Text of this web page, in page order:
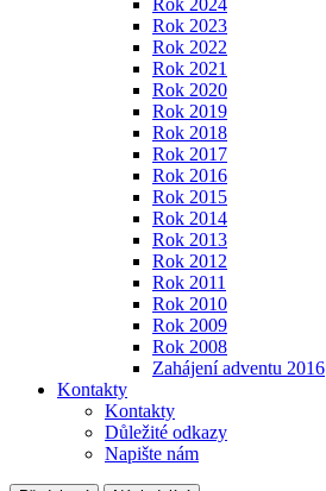
Rok 2024
Rok 2023
Rok 2022
Rok 2021
Rok 2020
Rok 2019
Rok 2018
Rok 2017
Rok 2016
Rok 2015
Rok 2014
Rok 2013
Rok 2012
Rok 2011
Rok 2010
Rok 2009
Rok 2008
Zahájení adventu 2016
Kontakty
Kontakty
Důležité odkazy
Napište nám